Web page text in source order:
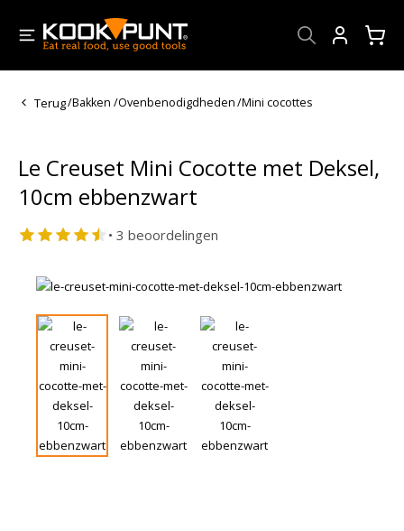
Terug/Bakken /Ovenbenodigdheden/Mini cocottes
Le Creuset Mini Cocotte met Deksel,
10cm ebbenzwart
• 3 beoordelingen